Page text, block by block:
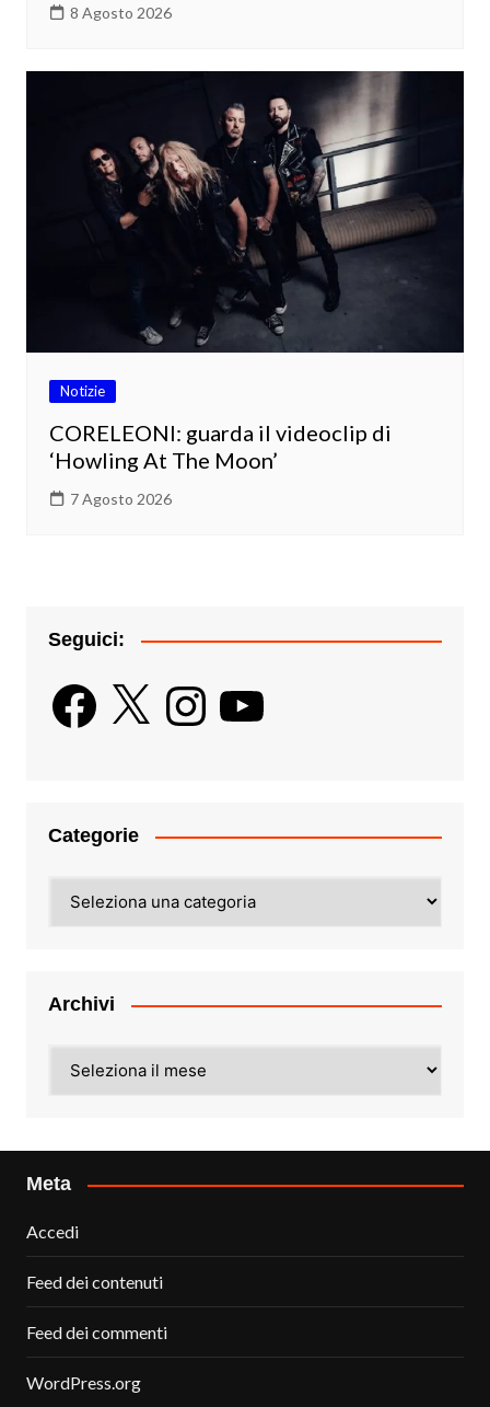
8 Agosto 2026
Notizie
CORELEONI: guarda il videoclip di
‘Howling At The Moon’
7 Agosto 2026
Seguici:
Facebook
X InstagramYouTube
Categorie
Archivi
Meta
Accedi
Feed dei contenuti
Feed dei commenti
WordPress.org